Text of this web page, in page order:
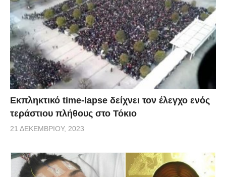
Εκπληκτικό time-lapse δείχνει τον έλεγχο ενός
τεράστιου πλήθους στο Τόκιο
21 ΔΕΚΕΜΒΡΊΟΥ, 2023